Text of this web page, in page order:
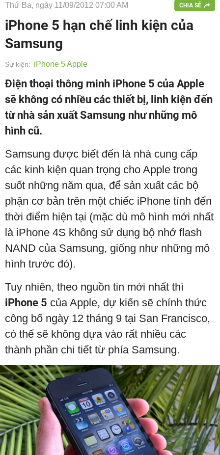
Thứ Ba, ngày 11/09/2012 07:00 AM CHIA SẺ
iPhone 5 hạn chế linh kiện của
Samsung
Sự kiện: iPhone 5 Apple
Điện thoại thông minh iPhone 5 của Apple
sẽ không có nhiều các thiết bị, linh kiện đến
từ nhà sản xuất Samsung như những mô
hình cũ.
Samsung được biết đến là nhà cung cấp
các kinh kiện quan trọng cho Apple trong
suốt những năm qua, để sản xuất các bộ
phận cơ bản trên một chiếc iPhone tính đến
thời điểm hiện tại (mặc dù mô hình mới nhất
là iPhone 4S không sử dụng bộ nhớ flash
NAND của Samsung, giống như những mô
hình trước đó).
Tuy nhiên, theo nguồn tin mới nhất thì
iPhone 5 của Apple, dự kiến sẽ chính thức
công bố ngày 12 tháng 9 tại San Francisco,
có thể sẽ không dựa vào rất nhiều các
thành phần chi tiết từ phía Samsung.